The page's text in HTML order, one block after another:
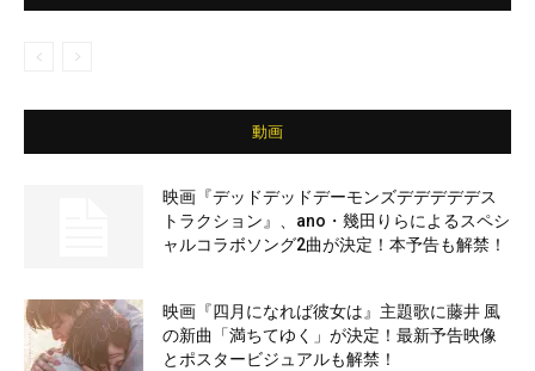
動画
映画『デッドデッドデーモンズデデデデデス
トラクション』、ano・幾田りらによるスペシ
ャルコラボソング2曲が決定！本予告も解禁！
映画『四月になれば彼女は』主題歌に藤井 風
の新曲「満ちてゆく」が決定！最新予告映像
とポスタービジュアルも解禁！